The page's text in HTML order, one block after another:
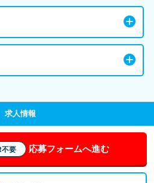
求人情報
不要 応募フォームへ進む